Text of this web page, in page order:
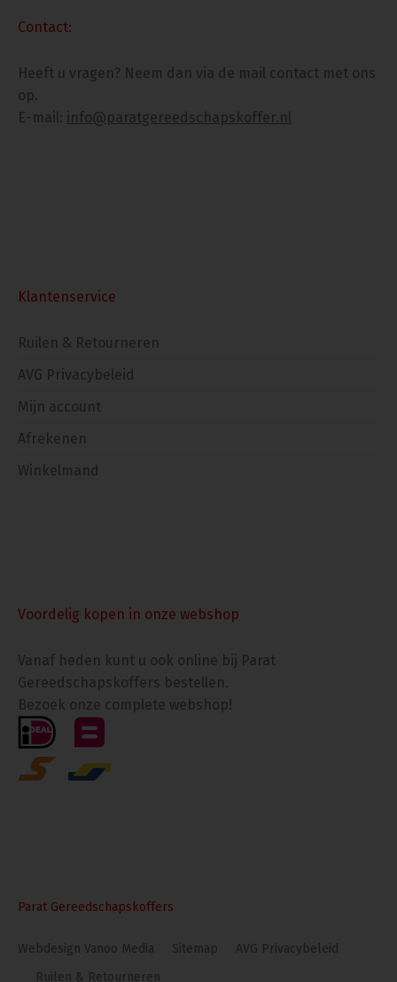
Contact:
Heeft u vragen? Neem dan via de mail contact met ons
op.
E-mail: info@paratgereedschapskoffer.nl
Klantenservice
Ruilen & Retourneren
AVG Privacybeleid
Mijn account
Afrekenen
Winkelmand
Voordelig kopen in onze webshop
Vanaf heden kunt u ook online bij Parat
Gereedschapskoffers bestellen.
Bezoek onze complete webshop!
Parat Gereedschapskoffers
Webdesign Vanoo Media Sitemap
AVG Privacybeleid
Ruilen & Retourneren